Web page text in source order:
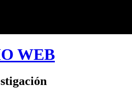
WEB